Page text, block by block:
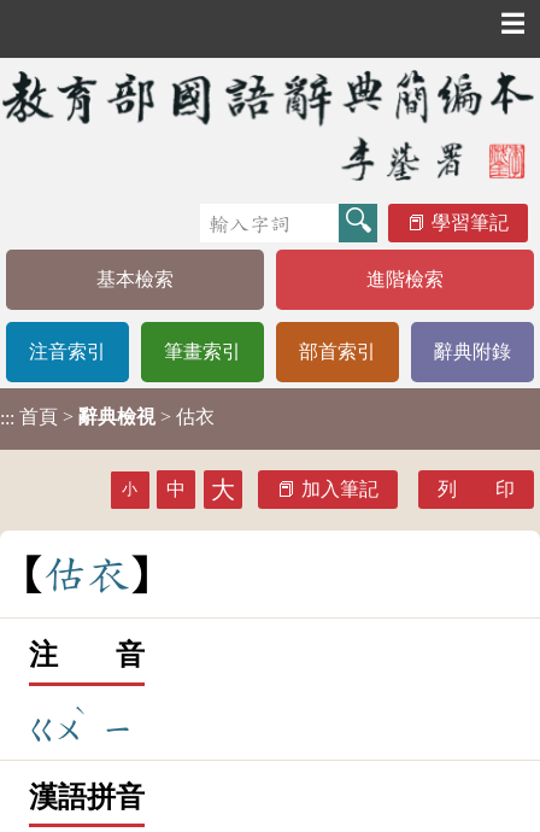
☰
學習筆記
基本檢索 進階檢索
注音索引 筆畫索引 部首索引 辭典附錄
::: 首頁 > 辭典檢視 > 估衣
小 中 大 加入筆記 列 印
估衣
注 音
ㄍㄨ
ˋ
ㄧ
漢語拼音